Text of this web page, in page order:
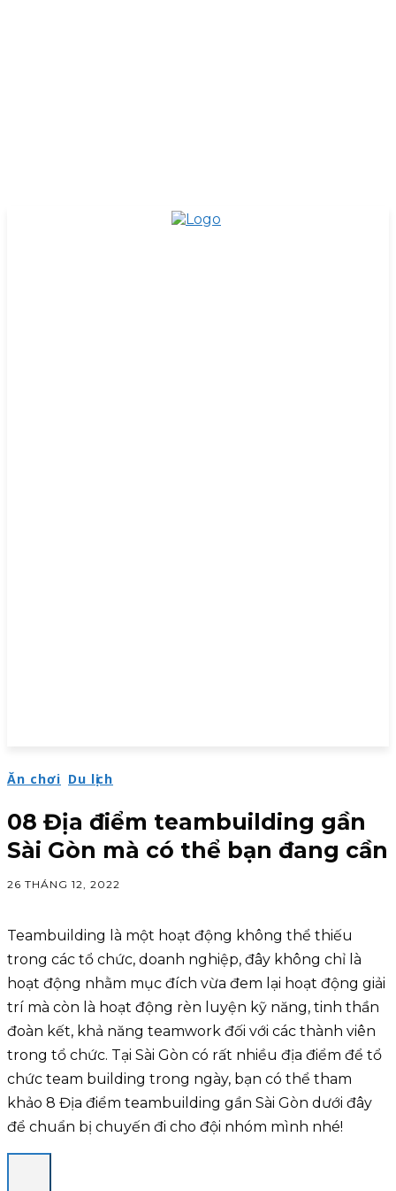
Ăn chơi Du lịch
08 Địa điểm teambuilding gần
Sài Gòn mà có thể bạn đang cần
26 THÁNG 12, 2022
Teambuilding là một hoạt động không thể thiếu
trong các tổ chức, doanh nghiệp, đây không chỉ là
hoạt động nhằm mục đích vừa đem lại hoạt động giải
trí mà còn là hoạt động rèn luyện kỹ năng, tinh thần
đoàn kết, khả năng teamwork đối với các thành viên
trong tổ chức. Tại Sài Gòn có rất nhiều địa điểm để tổ
chức team building trong ngày, bạn có thể tham
khảo 8 Địa điểm teambuilding gần Sài Gòn dưới đây
để chuẩn bị chuyến đi cho đội nhóm mình nhé!